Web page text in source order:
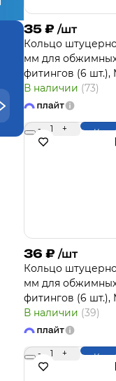
35 ₽ /шт
Кольцо
мм для
фитингов (6 шт.),
В наличии (73)
- 1 +
36 ₽ /шт
Кольцо
мм для
фитингов (6 шт.),
В наличии (39)
- 1 +